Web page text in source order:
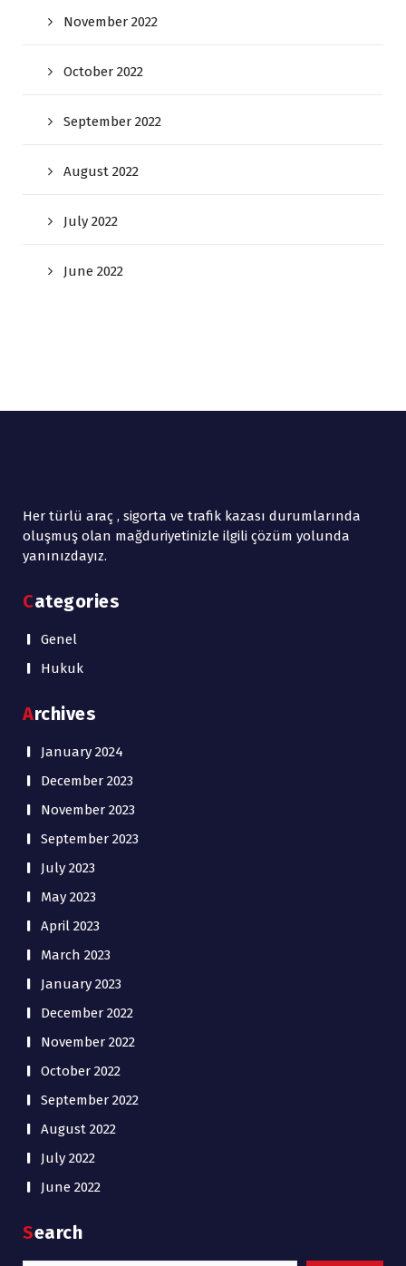
November 2022
October 2022
September 2022
August 2022
July 2022
June 2022
Her türlü araç , sigorta ve trafik kazası durumlarında
oluşmuş olan mağduriyetinizle ilgili çözüm yolunda
yanınızdayız.
Categories
Genel
Hukuk
Archives
January 2024
December 2023
November 2023
September 2023
July 2023
May 2023
April 2023
March 2023
January 2023
December 2022
November 2022
October 2022
September 2022
August 2022
July 2022
June 2022
Search